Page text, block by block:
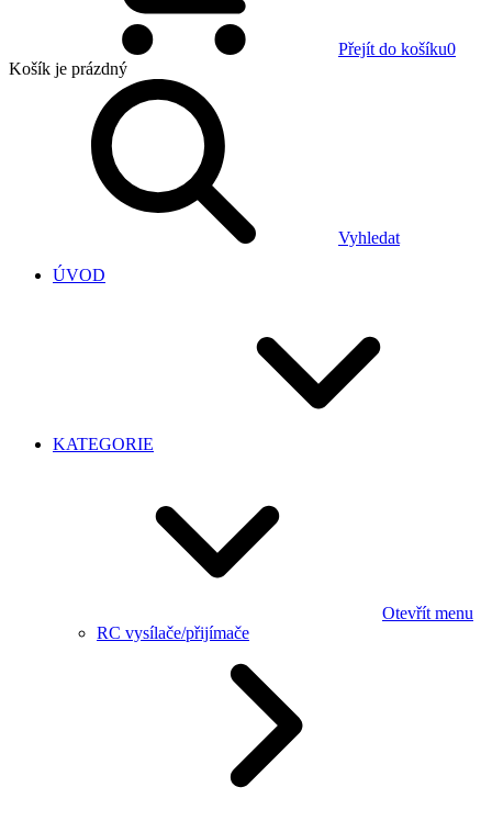
Přejít do košíku0
Košík je prázdný
Vyhledat
ÚVOD
KATEGORIE
Otevřít menu
RC vysílače/přijímače